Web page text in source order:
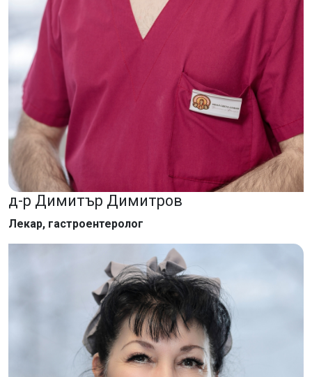
д-р Димитър Димитров
Лекар, гастроентеролог